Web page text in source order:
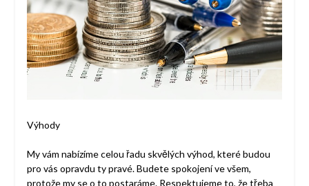
Výhody
My vám nabízíme celou řadu skvělých výhod, které budou
pro vás opravdu ty pravé. Budete spokojení ve všem,
protože my se o to postaráme. Respektujeme to, že třeba